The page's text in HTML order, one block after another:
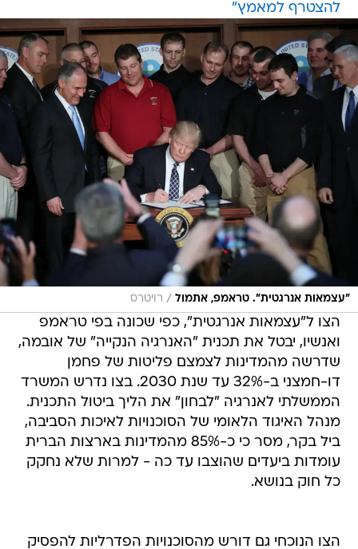
להצטרף למאמץ"
"עצמאות אנרגטית". טראמפ, אתמול / רויטרס
הצו ל"עצמאות אנרגטית", כפי שכונה בפי טראמפ
ואנשיו, יבטל את תכנית "האנרגיה הנקייה" של אובמה,
שדרשה מהמדינות לצמצם פליטות של פחמן
דו-חמצני ב-32% עד שנת 2030. בצו נדרש המשרד
הממשלתי לאנרגיה "לבחון" את הליך ביטול התכנית.
מנהל האיגוד הלאומי של הסוכנויות לאיכות הסביבה,
ביל בקר, מסר כי כ-85% מהמדינות בארצות הברית
עומדות ביעדים שהוצבו עד כה - למרות שלא נחקק
כל חוק בנושא.
הצו הנוכחי גם דורש מהסוכנויות הפדרליות להפסיק